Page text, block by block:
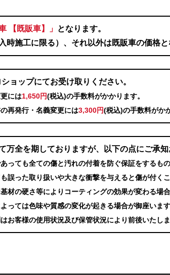
【既販車】」 となります。
時施工に限る）、それ以外は既販車の価格と
ョップにてお受け取りください。
には1,650円(税込)の手数料がかかります。
再発行・名義変更には3,300円(税込)の手数料がか
万全を期しておりますが、以下の点にご承知
っても全ての傷と汚れの付着を防ぐ保証をするも
誤った取り扱いや大きな衝撃を与えると傷が付く
材の硬さ等によりコーティングの効果が変わる場合
っては色味や質感の変化が起きる場合が御座います
お客様の使用状況及び保管状況により前後いたしま